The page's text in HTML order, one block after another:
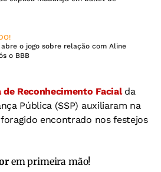
o jogo sobre relação com Aline
o BBB
de Reconhecimento Facial da
Pública (SSP) auxiliaram na
encontrado nos festejos
em primeira mão!